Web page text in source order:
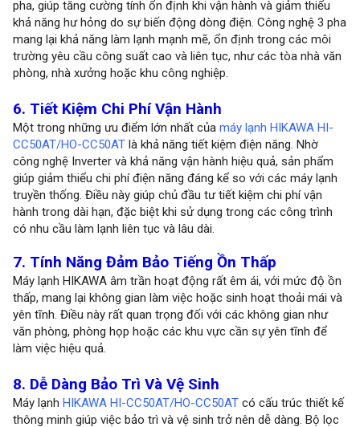
pha, giúp tăng cường tính ổn định khi vận hành và giảm thiểu
khả năng hư hỏng do sự biến động dòng điện. Công nghệ 3 pha
mang lại khả năng làm lạnh mạnh mẽ, ổn định trong các môi
trường yêu cầu công suất cao và liên tục, như các tòa nhà văn
phòng, nhà xưởng hoặc khu công nghiệp.
6. Tiết Kiệm Chi Phí Vận Hành
Một trong những ưu điểm lớn nhất của máy lạnh HIKAWA HI-
CC50AT/HO-CC50ATlà khả năng tiết kiệm điện năng. Nhờ
công nghệ Inverter và khả năng vận hành hiệu quả, sản phẩm
giúp giảm thiểu chi phí điện năng đáng kể so với các máy lạnh
truyền thống. Điều này giúp chủ đầu tư tiết kiệm chi phí vận
hành trong dài hạn, đặc biệt khi sử dụng trong các công trình
có nhu cầu làm lạnh liên tục và lâu dài.
7. Tính Năng Đảm Bảo Tiếng Ồn Thấp
Máy lạnh HIKAWA âm trần hoạt động rất êm ái, với mức độ ồn
thấp, mang lại không gian làm việc hoặc sinh hoạt thoải mái và
yên tĩnh. Điều này rất quan trọng đối với các không gian như
văn phòng, phòng họp hoặc các khu vực cần sự yên tĩnh để
làm việc hiệu quả.
8. Dễ Dàng Bảo Trì Và Vệ Sinh
Máy lạnh HIKAWA HI-CC50AT/HO-CC50ATcó cấu trúc thiết kế
thông minh giúp việc bảo trì và vệ sinh trở nên dễ dàng. Bộ lọc